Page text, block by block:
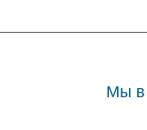
Мы в